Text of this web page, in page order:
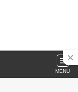
MENU